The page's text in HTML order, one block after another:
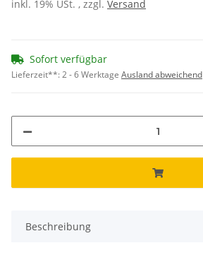
inkl. 19% USt. , zzgl. Versand
Sofort verfügbar
Lieferzeit**:2 - 6 Werktage Ausland abweichend
Beschreibung